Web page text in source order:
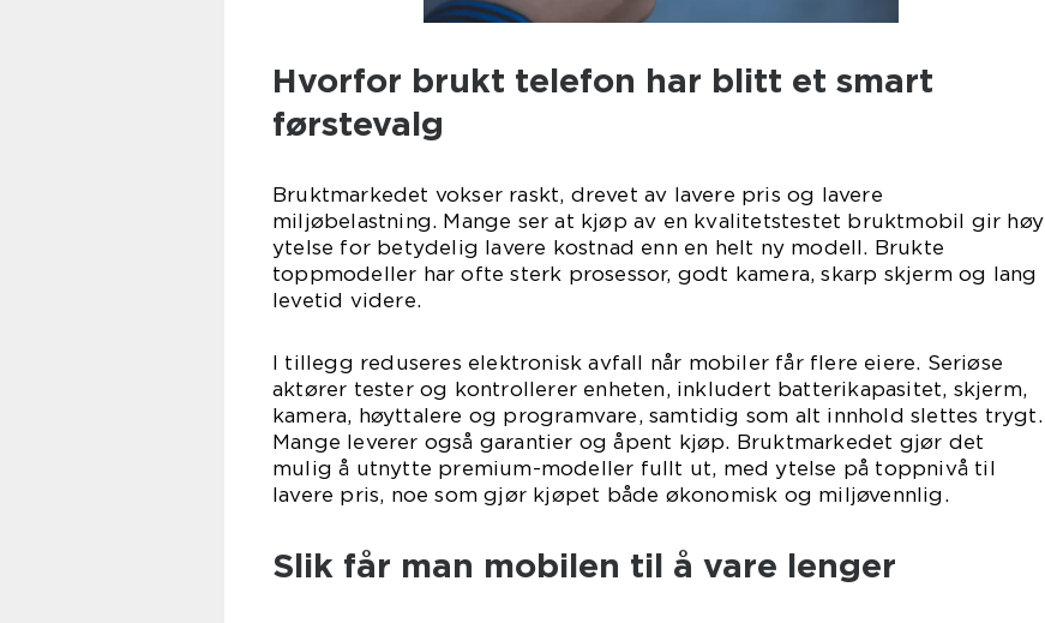
Hvorfor brukt telefon har blitt et smart
førstevalg
Bruktmarkedet vokser raskt, drevet av lavere pris og lavere
miljøbelastning. Mange ser at kjøp av en kvalitetstestet bruktmobil gir høy
ytelse for betydelig lavere kostnad enn en helt ny modell. Brukte
toppmodeller har ofte sterk prosessor, godt kamera, skarp skjerm og lang
levetid videre.
I tillegg reduseres elektronisk avfall når mobiler får flere eiere. Seriøse
aktører tester og kontrollerer enheten, inkludert batterikapasitet, skjerm,
kamera, høyttalere og programvare, samtidig som alt innhold slettes trygt.
Mange leverer også garantier og åpent kjøp. Bruktmarkedet gjør det
mulig å utnytte premium-modeller fullt ut, med ytelse på toppnivå til
lavere pris, noe som gjør kjøpet både økonomisk og miljøvennlig.
Slik får man mobilen til å vare lenger